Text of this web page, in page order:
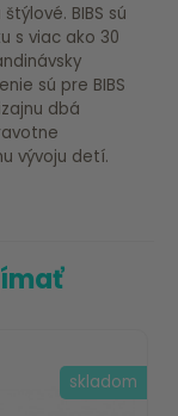
BIBS sú
s viac ako 30
sú pre BIBS
dbá
vývoju detí.
skladom